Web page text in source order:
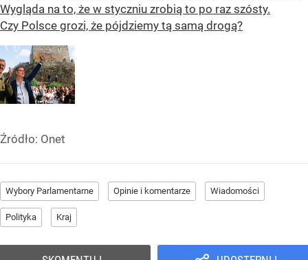
Wygląda na to, że w styczniu zrobią to po raz szósty.
Czy Polsce grozi, że pójdziemy tą samą drogą?
Źródło: Onet
Wybory Parlamentarne Opinie i komentarze Wiadomości
Polityka Kraj